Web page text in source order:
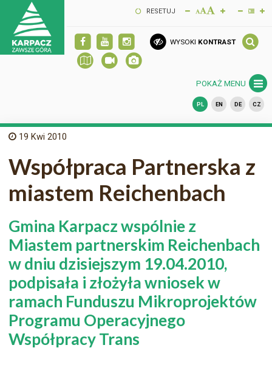
RESETUJ
WYSOKI KONTRAST
POKAŻ MENU
PL EN DE CZ
19 Kwi 2010
Współpraca Partnerska z
miastem Reichenbach
Gmina Karpacz wspólnie z
Miastem partnerskim Reichenbach
w dniu dzisiejszym 19.04.2010,
podpisała i złożyła wniosek w
ramach Funduszu Mikroprojektów
Programu Operacyjnego
Współpracy Trans